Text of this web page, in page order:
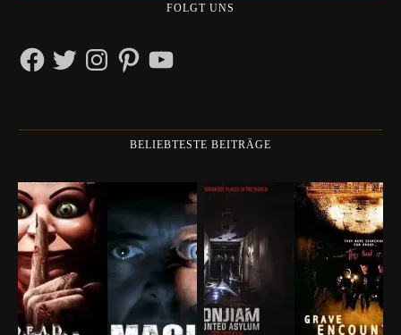
FOLGT UNS
FacebookTwitterInstagramPinterestYouTube
BELIEBTESTE BEITRÄGE